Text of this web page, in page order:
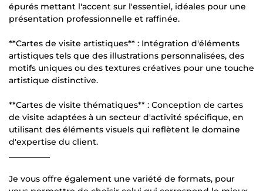
épurés mettant l'accent sur l'essentiel, idéales pour une
présentation professionnelle et raffinée.
**Cartes de visite artistiques** : Intégration d'éléments
artistiques tels que des illustrations personnalisées, des
motifs uniques ou des textures créatives pour une touche
artistique distinctive.
**Cartes de visite thématiques** : Conception de cartes
de visite adaptées à un secteur d'activité spécifique, en
utilisant des éléments visuels qui reflètent le domaine
d'expertise du client.
Je vous offre également une variété de formats, pour